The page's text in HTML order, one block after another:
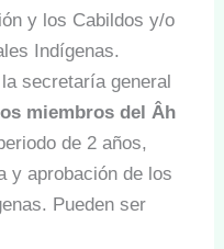
y los Cabildos y/o
Indígenas.
secretaría general
miembros del Âh
de 2 años,
y aprobación de los
Pueden ser